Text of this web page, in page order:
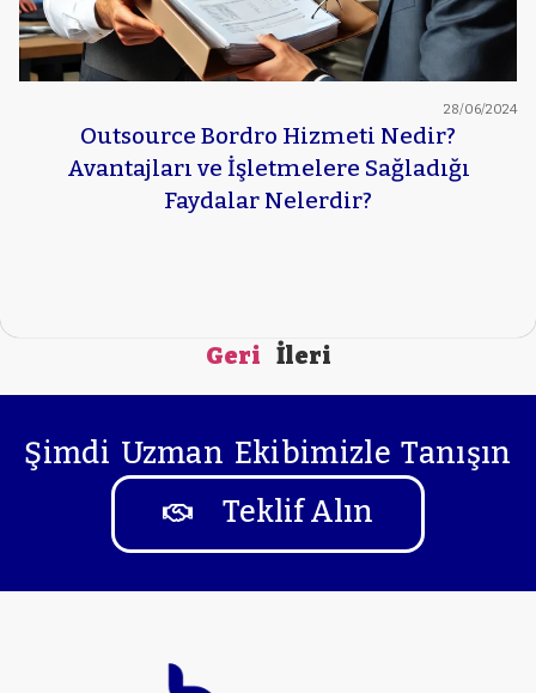
28/06/2024
Outsource Bordro Hizmeti Nedir?
Avantajları ve İşletmelere Sağladığı
Faydalar Nelerdir?
Geri İleri
Şimdi Uzman Ekibimizle Tanışın
Teklif Alın